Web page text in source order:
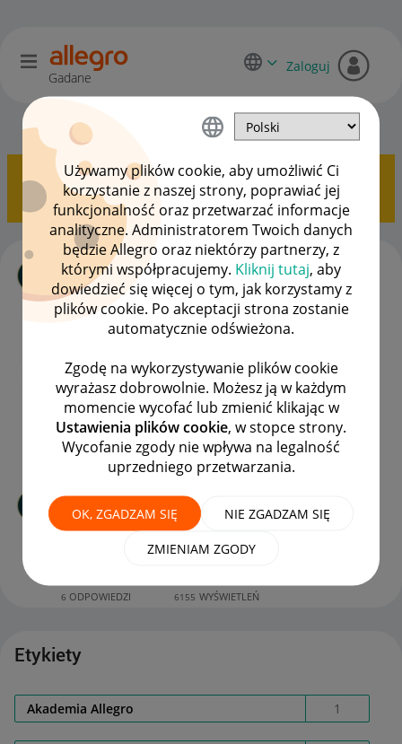
Używamy plików cookie, aby umożliwić Ci
korzystanie z naszej strony, poprawiać jej
funkcjonalność oraz przetwarzać informacje
analityczne. Administratorem Twoich danych
będzie Allegro oraz niektórzy partnerzy, z
którymi współpracujemy. Kliknij tutaj, aby
dowiedzieć się więcej o tym, jak korzystamy z
plików cookie. Po akceptacji strona zostanie
automatycznie odświeżona.
Zgodę na wykorzystywanie plików cookie
wyrażasz dobrowolnie. Możesz ją w każdym
momencie wycofać lub zmienić klikając w
Ustawienia plików cookie, w stopce strony.
Wycofanie zgody nie wpływa na legalność
uprzedniego przetwarzania.
OK, ZGADZAM SIĘ NIE ZGADZAM SIĘ
ZMIENIAM ZGODY
Gadane
Zaloguj
Początkujący sprzedawcy OPCJE
Pokazywanie tematów z etykietąPrzewidywany
Czas Dostawy.Pokaż wszystkie tematy
Czas dostawy
autorAnnaG-Antykiz‎17-10-2025 08:55
0 ODPOWIEDZI 167 WYŚWIETLEŃ
Czas wysyłki
autorElus_Hurtowniaz‎09-07-202507:54
Ostatnio opublikowano w dniu‎18-07-202514:26 , autor
mdrogeria
5ODPOWIEDZI 479 WYŚWIETLEŃ
Czy mogę zgłosić reklamację na kuriera
DPD?
autorDAHIOOSH_ATELIE
Ostatnio opublikowano w dniu‎05-01-2022
6 ODPOWIEDZI 6155 WYŚWIETLEŃ
Etykiety
Akademia Allegro 1